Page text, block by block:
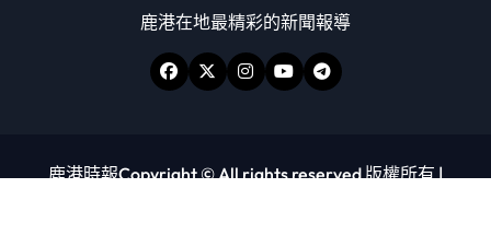
鹿港在地最精彩的新聞報導
鹿港時報Copyright © All rights reserved 版權所有|